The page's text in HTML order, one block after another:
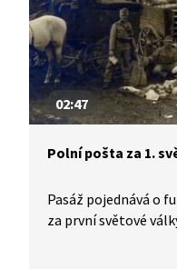
02:47
Polní pošta za 1.
Pasáž pojednává o
za první světové